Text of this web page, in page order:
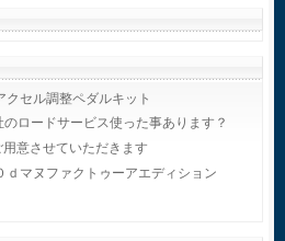
クセル調整ペダルキット
ロードサービス使った事あります？
意させていただきます
ｄマヌファクトゥーアエディション